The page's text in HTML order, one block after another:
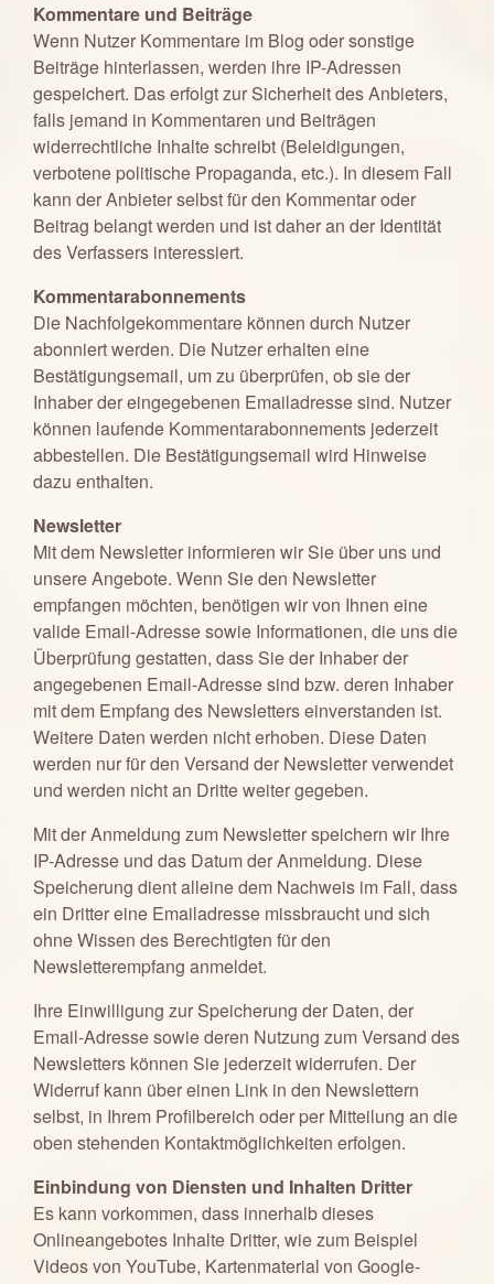
Kommentare und Beiträge
Wenn Nutzer Kommentare im Blog oder sonstige
Beiträge hinterlassen, werden ihre IP-Adressen
gespeichert. Das erfolgt zur Sicherheit des Anbieters,
falls jemand in Kommentaren und Beiträgen
widerrechtliche Inhalte schreibt (Beleidigungen,
verbotene politische Propaganda, etc.). In diesem Fall
kann der Anbieter selbst für den Kommentar oder
Beitrag belangt werden und ist daher an der Identität
des Verfassers interessiert.
Kommentarabonnements
Die Nachfolgekommentare können durch Nutzer
abonniert werden. Die Nutzer erhalten eine
Bestätigungsemail, um zu überprüfen, ob sie der
Inhaber der eingegebenen Emailadresse sind. Nutzer
können laufende Kommentarabonnements jederzeit
abbestellen. Die Bestätigungsemail wird Hinweise
dazu enthalten.
Newsletter
Mit dem Newsletter informieren wir Sie über uns und
unsere Angebote. Wenn Sie den Newsletter
empfangen möchten, benötigen wir von Ihnen eine
valide Email-Adresse sowie Informationen, die uns die
Überprüfung gestatten, dass Sie der Inhaber der
angegebenen Email-Adresse sind bzw. deren Inhaber
mit dem Empfang des Newsletters einverstanden ist.
Weitere Daten werden nicht erhoben. Diese Daten
werden nur für den Versand der Newsletter verwendet
und werden nicht an Dritte weiter gegeben.
Mit der Anmeldung zum Newsletter speichern wir Ihre
IP-Adresse und das Datum der Anmeldung. Diese
Speicherung dient alleine dem Nachweis im Fall, dass
ein Dritter eine Emailadresse missbraucht und sich
ohne Wissen des Berechtigten für den
Newsletterempfang anmeldet.
Ihre Einwilligung zur Speicherung der Daten, der
Email-Adresse sowie deren Nutzung zum Versand des
Newsletters können Sie jederzeit widerrufen. Der
Widerruf kann über einen Link in den Newslettern
selbst, in Ihrem Profilbereich oder per Mitteilung an die
oben stehenden Kontaktmöglichkeiten erfolgen.
Einbindung von Diensten und Inhalten Dritter
Es kann vorkommen, dass innerhalb dieses
Onlineangebotes Inhalte Dritter, wie zum Beispiel
Videos von YouTube, Kartenmaterial von Google-